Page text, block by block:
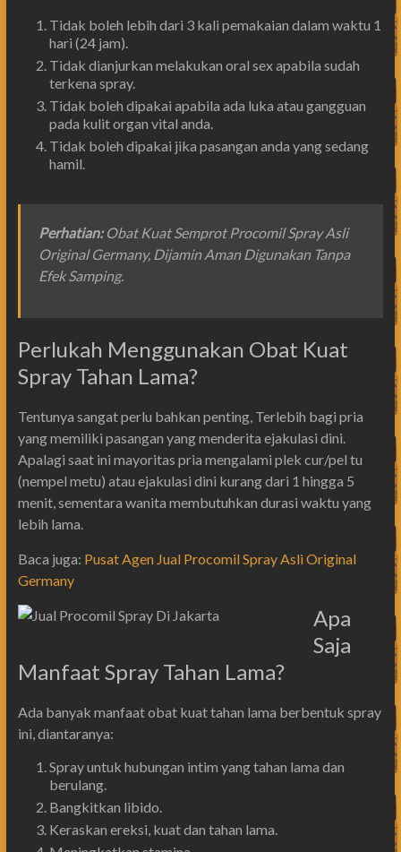
Tidak boleh lebih dari 3 kali pemakaian dalam waktu 1
hari (24 jam).
Tidak dianjurkan melakukan oral sex apabila sudah
terkena spray.
Tidak boleh dipakai apabila ada luka atau gangguan
pada kulit organ vital anda.
Tidak boleh dipakai jika pasangan anda yang sedang
hamil.
Perhatian: Obat Kuat Semprot Procomil Spray Asli
Original Germany, Dijamin Aman Digunakan Tanpa
Efek Samping.
Perlukah Menggunakan Obat Kuat
Spray Tahan Lama?
Tentunya sangat perlu bahkan penting, Terlebih bagi pria
yang memiliki pasangan yang menderita ejakulasi dini.
Apalagi saat ini mayoritas pria mengalami plek cur/pel tu
(nempel metu) atau ejakulasi dini kurang dari 1 hingga 5
menit, sementara wanita membutuhkan durasi waktu yang
lebih lama.
Baca juga: Pusat Agen Jual Procomil Spray Asli Original
Germany
Apa
Saja
Manfaat Spray Tahan Lama?
Ada banyak manfaat obat kuat tahan lama berbentuk spray
ini, diantaranya:
Spray untuk hubungan intim yang tahan lama dan
berulang.
Bangkitkan libido.
Keraskan ereksi, kuat dan tahan lama.